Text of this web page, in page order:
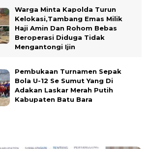
Warga Minta Kapolda Turun
Kelokasi,Tambang Emas Milik
Haji Amin Dan Rohom Bebas
Beroperasi Diduga Tidak
Mengantongi Ijin
Pembukaan Turnamen Sepak
Bola U-12 Se Sumut Yang Di
Adakan Laskar Merah Putih
Kabupaten Batu Bara